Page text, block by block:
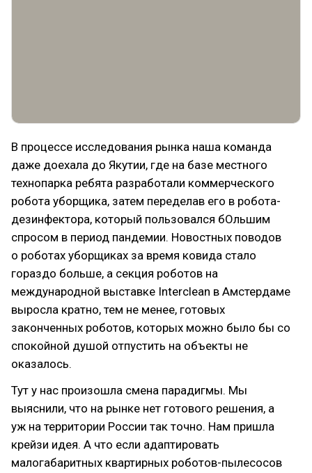
В процессе исследования рынка наша команда
даже доехала до Якутии, где на базе местного
технопарка ребята разработали коммерческого
робота уборщика, затем переделав его в робота-
дезинфектора, который пользовался бОльшим
спросом в период пандемии. Новостных поводов
о роботах уборщиках за время ковида стало
гораздо больше, а секция роботов на
международной выставке Interclean в Амстердаме
выросла кратно, тем не менее, готовых
законченных роботов, которых можно было бы со
спокойной душой отпустить на объекты не
оказалось.
Тут у нас произошла смена парадигмы. Мы
выяснили, что на рынке нет готового решения, а
уж на территории России так точно. Нам пришла
крейзи идея. А что если адаптировать
малогабаритных квартирных роботов-пылесосов